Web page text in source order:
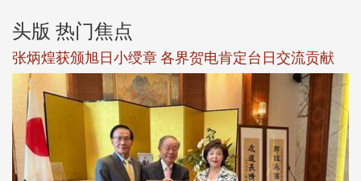
头版 热门焦点
张炳煌获颁旭日小绶章 各界贺电肯定台日交流贡献